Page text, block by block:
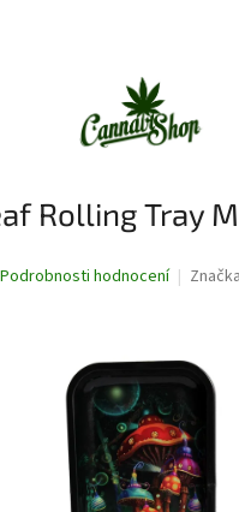
Rolling Tray
Podrobnosti hodnocení